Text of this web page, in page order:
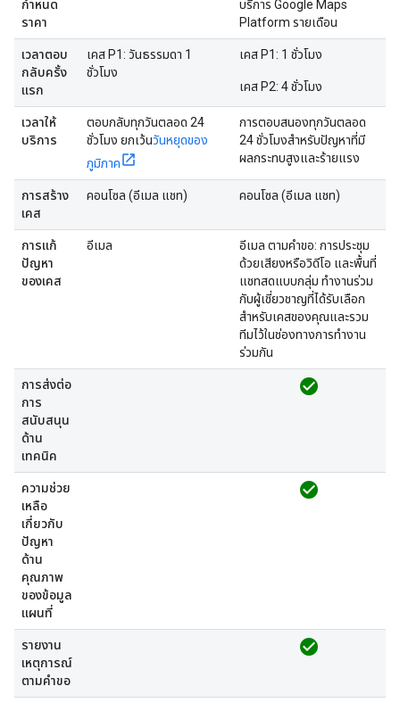
กำหนด
ราคา
บริการ Google Maps
Platform รายเดือน
เวลาตอบ
กลับครั้ง
แรก
เคส P1: วันธรรมดา 1
ชั่วโมง
เคส P1: 1 ชั่วโมง
เคส P2: 4 ชั่วโมง
เวลาให้
บริการ
ตอบกลับทุกวันตลอด 24
ชั่วโมง ยกเว้นวันหยุดของ
ภูมิภาค
การตอบสนองทุกวันตลอด
24 ชั่วโมงสำหรับปัญหาที่มี
ผลกระทบสูงและร้ายแรง
การสร้าง
เคส
คอนโซล (อีเมล แชท) คอนโซล (อีเมล แชท)
การแก้
ปัญหา
ของเคส
อีเมล
อีเมล ตามคำขอ: การประชุม
ด้วยเสียงหรือวิดีโอ และพื้นที่
แชทสดแบบกลุ่ม ทำงานร่วม
กับผู้เชี่ยวชาญที่ได้รับเลือก
สำหรับเคสของคุณและรวม
ทีมไว้ในช่องทางการทำงาน
ร่วมกัน
การส่งต่อ
การ
สนับสนุน
ด้าน
เทคนิค
check_circle
ความช่วย
เหลือ
เกี่ยวกับ
ปัญหา
ด้าน
คุณภาพ
ของข้อมูล
แผนที่
check_circle
รายงาน
เหตุการณ์
ตามคำขอ
check_circle